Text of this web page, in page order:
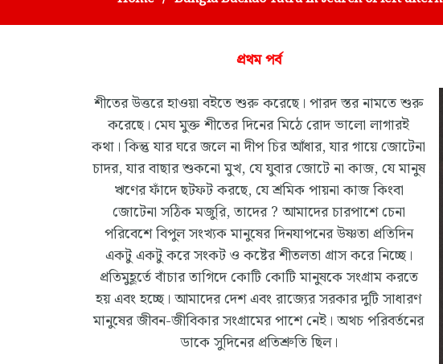
প্রথম পর্ব
শীতের উত্তরে হাওয়া বইতে শুরু করেছে। পারদ স্তর নামতে শুরু
করেছে। মেঘ মুক্ত শীতের দিনের মিঠে রোদ ভালো লাগারই
কথা। কিন্তু যার ঘরে জলে না দীপ চির আঁধার, যার গায়ে জোটেনা
চাদর, যার বাছার শুকনো মুখ, যে যুবার জোটে না কাজ, যে মানুষ
ঋণের ফাঁদে ছটফট করছে, যে শ্রমিক পায়না কাজ কিংবা
জোটেনা সঠিক মজুরি, তাদের ? আমাদের চারপাশে চেনা
পরিবেশে বিপুল সংখ্যক মানুষের দিনযাপনের উষ্ণতা প্রতিদিন
একটু একটু করে সংকট ও কষ্টের শীতলতা গ্রাস করে নিচ্ছে।
প্রতিমুহূর্তে বাঁচার তাগিদে কোটি কোটি মানুষকে সংগ্রাম করতে
হয় এবং হচ্ছে। আমাদের দেশ এবং রাজ্যের সরকার দুটি সাধারণ
মানুষের জীবন-জীবিকার সংগ্রামের পাশে নেই। অথচ পরিবর্তনের
ডাকে সুদিনের প্রতিশ্রুতি ছিল।